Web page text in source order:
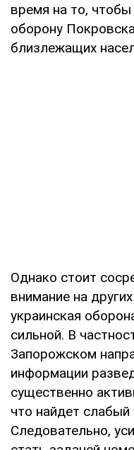
время на то,
оборону
близлежащих
Однако стоит
внимание на
украинская
сильной. В
Запорожском
информации
существенно
что найдет
Следовательно,